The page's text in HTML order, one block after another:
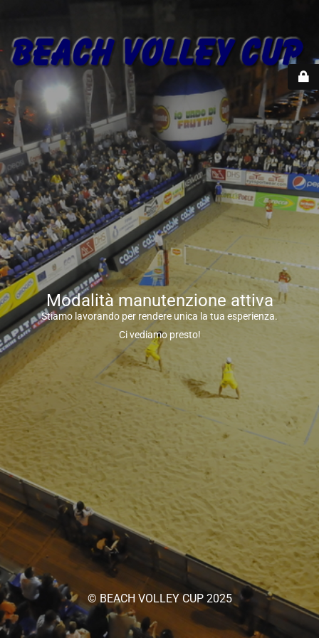
Modalità manutenzione attiva
Stiamo lavorando per rendere unica la tua esperienza.
Ci vediamo presto!
© BEACH VOLLEY CUP 2025